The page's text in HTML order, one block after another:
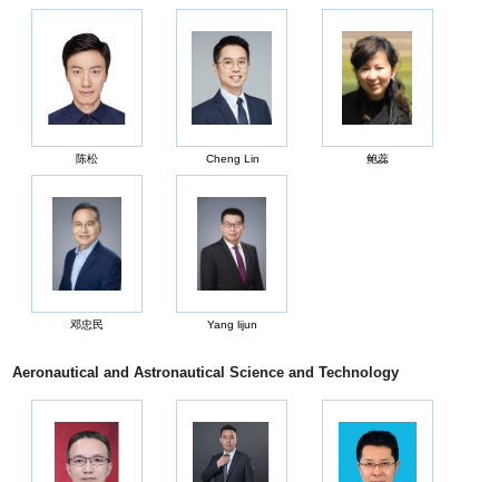
陈松 Cheng Lin 鲍蕊
邓忠民 Yang lijun
Aeronautical and Astronautical Science and Technology